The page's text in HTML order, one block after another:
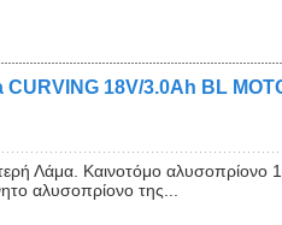
18V/3.0Ah BL
Λάμα. Καινοτόμο αλυσοπρίονο
αλυσοπρίονο της...